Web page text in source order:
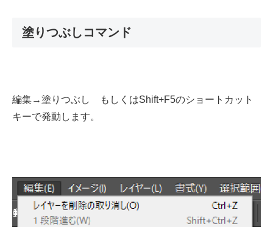
塗りつぶしコマンド
編集→塗りつぶし もしくはShift+F5のショートカット
キーで発動します。